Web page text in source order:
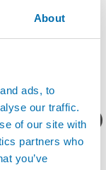
About
ads, to
our traffic.
of our site with
partners who
you’ve
您想要了解什么呢？
品资料/技术报价？